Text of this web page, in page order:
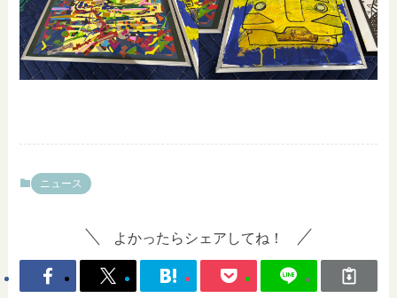
ニュース
よかったらシェアしてね！